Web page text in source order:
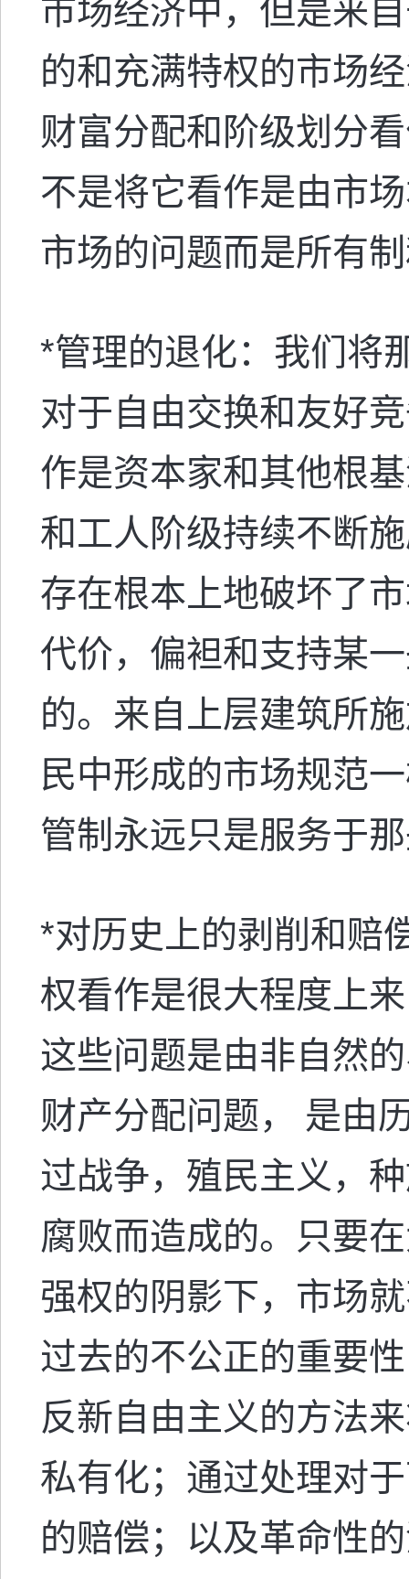
市场经济中，但是来
的和充满特权的市场
财富分配和阶级划分
不是将它看作是由市
市场的问题而是所有
*管理的退化：我们将
对于自由交换和友好
作是资本家和其他根
和工人阶级持续不断
存在根本上地破坏了
代价，偏袒和支持某
的。来自上层建筑所
民中形成的市场规范
管制永远只是服务于
*对历史上的剥削和赔
权看作是很大程度上
这些问题是由非自然
财产分配问题， 是由
过战争，殖民主义，
腐败而造成的。只要
强权的阴影下，市场
过去的不公正的重要
反新自由主义的方法
私有化；通过处理对
的赔偿；以及革命性